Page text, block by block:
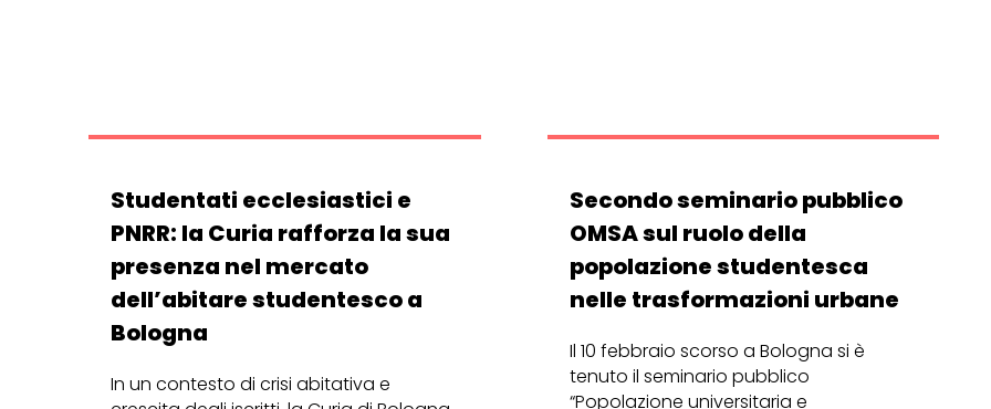
Studentati ecclesiastici e
PNRR: la Curia rafforza la sua
presenza nel mercato
dell’abitare studentesco a
Bologna
In un contesto di crisi abitativa e
Secondo seminario pubblico
OMSA sul ruolo della
popolazione studentesca
nelle trasformazioni urbane
Il 10 febbraio scorso a Bologna si è
tenuto il seminario pubblico
“Popolazione universitaria e